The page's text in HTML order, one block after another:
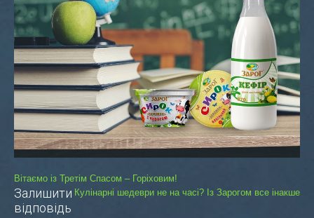
Навігація
записів
Вітаємо із Третім Спасом – Горіховим!
Кулінарні шедеври не на часі? Із Зарогом все інакше
Залишити
відповідь